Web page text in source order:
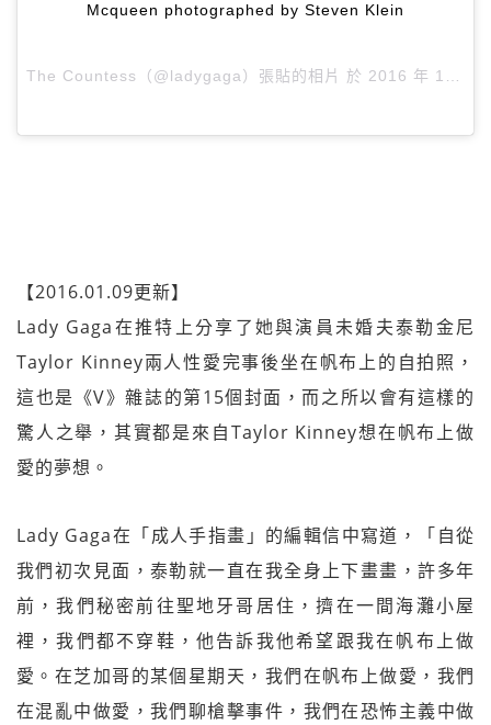
Mcqueen photographed by Steven Klein
The Countess（@ladygaga）張貼的相片 於 2016 年 1月 月 4 4:48下午 PST
【2016.01.09更新】
Lady Gaga在推特上分享了她與演員未婚夫泰勒金尼
Taylor Kinney兩人性愛完事後坐在帆布上的自拍照，
這也是《V》雜誌的第15個封面，而之所以會有這樣的
驚人之舉，其實都是來自Taylor Kinney想在帆布上做
愛的夢想。
Lady Gaga在「成人手指畫」的編輯信中寫道，「自從
我們初次見面，泰勒就一直在我全身上下畫畫，許多年
前，我們秘密前往聖地牙哥居住，擠在一間海灘小屋
裡，我們都不穿鞋，他告訴我他希望跟我在帆布上做
愛。在芝加哥的某個星期天，我們在帆布上做愛，我們
在混亂中做愛，我們聊槍擊事件，我們在恐怖主義中做